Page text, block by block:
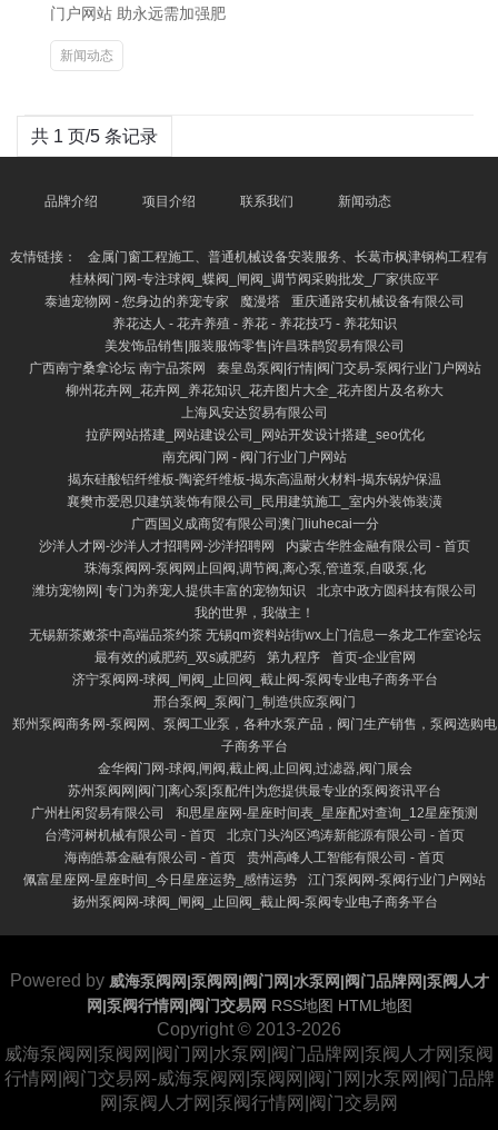
门户网站 助永远需加强肥
新闻动态
共 1 页/5 条记录
品牌介绍 项目介绍 联系我们 新闻动态
友情链接：
金属门窗工程施工、普通机械设备安装服务、长葛市枫津钢构工程有
桂林阀门网-专注球阀_蝶阀_闸阀_调节阀采购批发_厂家供应平
泰迪宠物网 - 您身边的养宠专家
魔漫塔
重庆通路安机械设备有限公司
养花达人 - 花卉养殖 - 养花 - 养花技巧 - 养花知识
美发饰品销售|服装服饰零售|许昌珠鹊贸易有限公司
广西南宁桑拿论坛 南宁品茶网
秦皇岛泵阀|行情|阀门交易-泵阀行业门户网站
柳州花卉网_花卉网_养花知识_花卉图片大全_花卉图片及名称大
上海风安达贸易有限公司
拉萨网站搭建_网站建设公司_网站开发设计搭建_seo优化
南充阀门网 - 阀门行业门户网站
揭东硅酸铝纤维板-陶瓷纤维板-揭东高温耐火材料-揭东锅炉保温
襄樊市爱恩贝建筑装饰有限公司_民用建筑施工_室内外装饰装潢
广西国义成商贸有限公司澳门liuhecai一分
沙洋人才网-沙洋人才招聘网-沙洋招聘网
内蒙古华胜金融有限公司 - 首页
珠海泵阀网-泵阀网止回阀,调节阀,离心泵,管道泵,自吸泵,化
潍坊宠物网| 专门为养宠人提供丰富的宠物知识
北京中政方圆科技有限公司
我的世界，我做主！
无锡新茶嫩茶中高端品茶约茶 无锡qm资料站街wx上门信息一条龙工作室论坛
最有效的减肥药_双s减肥药
第九程序
首页-企业官网
济宁泵阀网-球阀_闸阀_止回阀_截止阀-泵阀专业电子商务平台
邢台泵阀_泵阀门_制造供应泵阀门
郑州泵阀商务网-泵阀网、泵阀工业泵，各种水泵产品，阀门生产销售，泵阀选购电
子商务平台
金华阀门网-球阀,闸阀,截止阀,止回阀,过滤器,阀门展会
苏州泵阀网|阀门|离心泵|泵配件|为您提供最专业的泵阀资讯平台
广州杜闲贸易有限公司
和思星座网-星座时间表_星座配对查询_12星座预测
台湾河树机械有限公司 - 首页
北京门头沟区鸿涛新能源有限公司 - 首页
海南皓慕金融有限公司 - 首页
贵州高峰人工智能有限公司 - 首页
佩富星座网-星座时间_今日星座运势_感情运势
江门泵阀网-泵阀行业门户网站
扬州泵阀网-球阀_闸阀_止回阀_截止阀-泵阀专业电子商务平台
Powered by 威海泵阀网|泵阀网|阀门网|水泵网|阀门品牌网|泵阀人才
网|泵阀行情网|阀门交易网 RSS地图 HTML地图
Copyright © 2013-2026
威海泵阀网|泵阀网|阀门网|水泵网|阀门品牌网|泵阀人才网|泵阀
行情网|阀门交易网-威海泵阀网|泵阀网|阀门网|水泵网|阀门品牌
网|泵阀人才网|泵阀行情网|阀门交易网